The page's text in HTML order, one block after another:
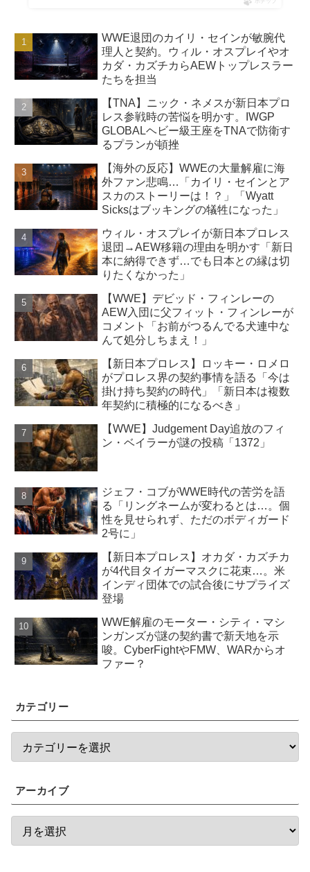
WWE退団のカイリ・セインが敏腕代
理人と契約。ウィル・オスプレイやオ
カダ・カズチカらAEWトップレスラー
たちを担当
【TNA】ニック・ネメスが新日本プロ
レス参戦時の苦悩を明かす。IWGP
GLOBALヘビー級王座をTNAで防衛す
るプランが頓挫
【海外の反応】WWEの大量解雇に海
外ファン悲鳴…「カイリ・セインとア
スカのストーリーは！？」「Wyatt
Sicksはブッキングの犠牲になった」
ウィル・オスプレイが新日本プロレス
退団→AEW移籍の理由を明かす「新日
本に納得できず…でも日本との縁は切
りたくなかった」
【WWE】デビッド・フィンレーの
AEW入団に父フィット・フィンレーが
コメント「お前がつるんでる犬連中な
んて処分しちまえ！」
【新日本プロレス】ロッキー・ロメロ
がプロレス界の契約事情を語る「今は
掛け持ち契約の時代」「新日本は複数
年契約に積極的になるべき」
【WWE】Judgement Day追放のフィ
ン・ベイラーが謎の投稿「1372」
ジェフ・コブがWWE時代の苦労を語
る「リングネームが変わるとは…。個
性を見せられず、ただのボディガード
2号に」
【新日本プロレス】オカダ・カズチカ
が4代目タイガーマスクに花束…。米
インディ団体での試合後にサプライズ
登場
WWE解雇のモーター・シティ・マシ
ンガンズが謎の契約書で新天地を示
唆。CyberFightやFMW、WARからオ
ファー？
カテゴリー
アーカイブ